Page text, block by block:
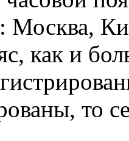
Москва,
как и
то